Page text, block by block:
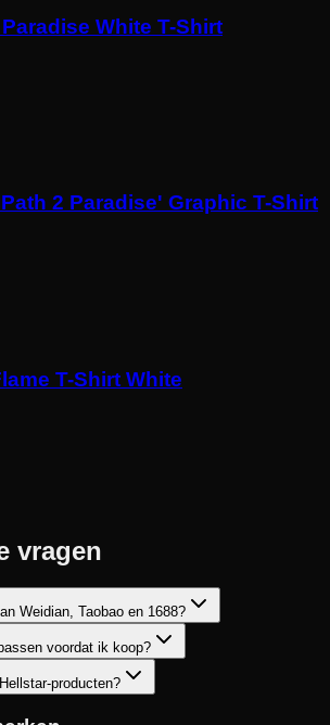
White T-Shirt
2 Paradise' Graphic T-Shirt
T-Shirt White
vragen
Weidian, Taobao en 1688?
voordat ik koop?
producten?